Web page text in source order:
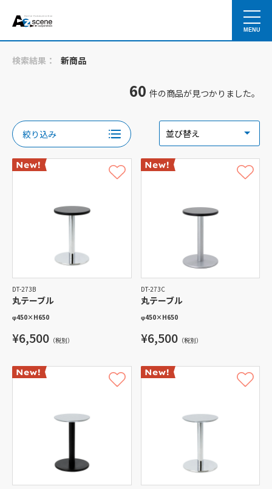
MENU
検索結果： 新商品
60 件の商品が見つかりました。
絞り込み
DT-273B
丸テーブル
φ450× H650
¥6,500 （税別）
DT-273C
丸テーブル
φ450× H650
¥6,500（税別）